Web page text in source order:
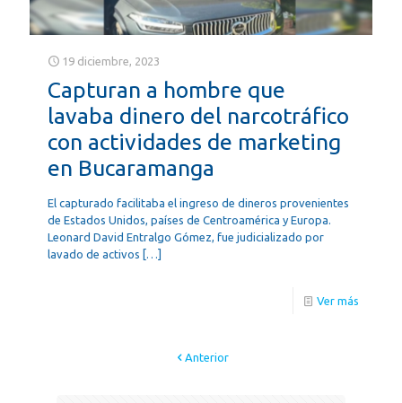
19 diciembre, 2023
Capturan a hombre que
lavaba dinero del narcotráfico
con actividades de marketing
en Bucaramanga
El capturado facilitaba el ingreso de dineros provenientes
de Estados Unidos, países de Centroamérica y Europa.
Leonard David Entralgo Gómez, fue judicializado por
lavado de activos […]
Ver más
Anterior